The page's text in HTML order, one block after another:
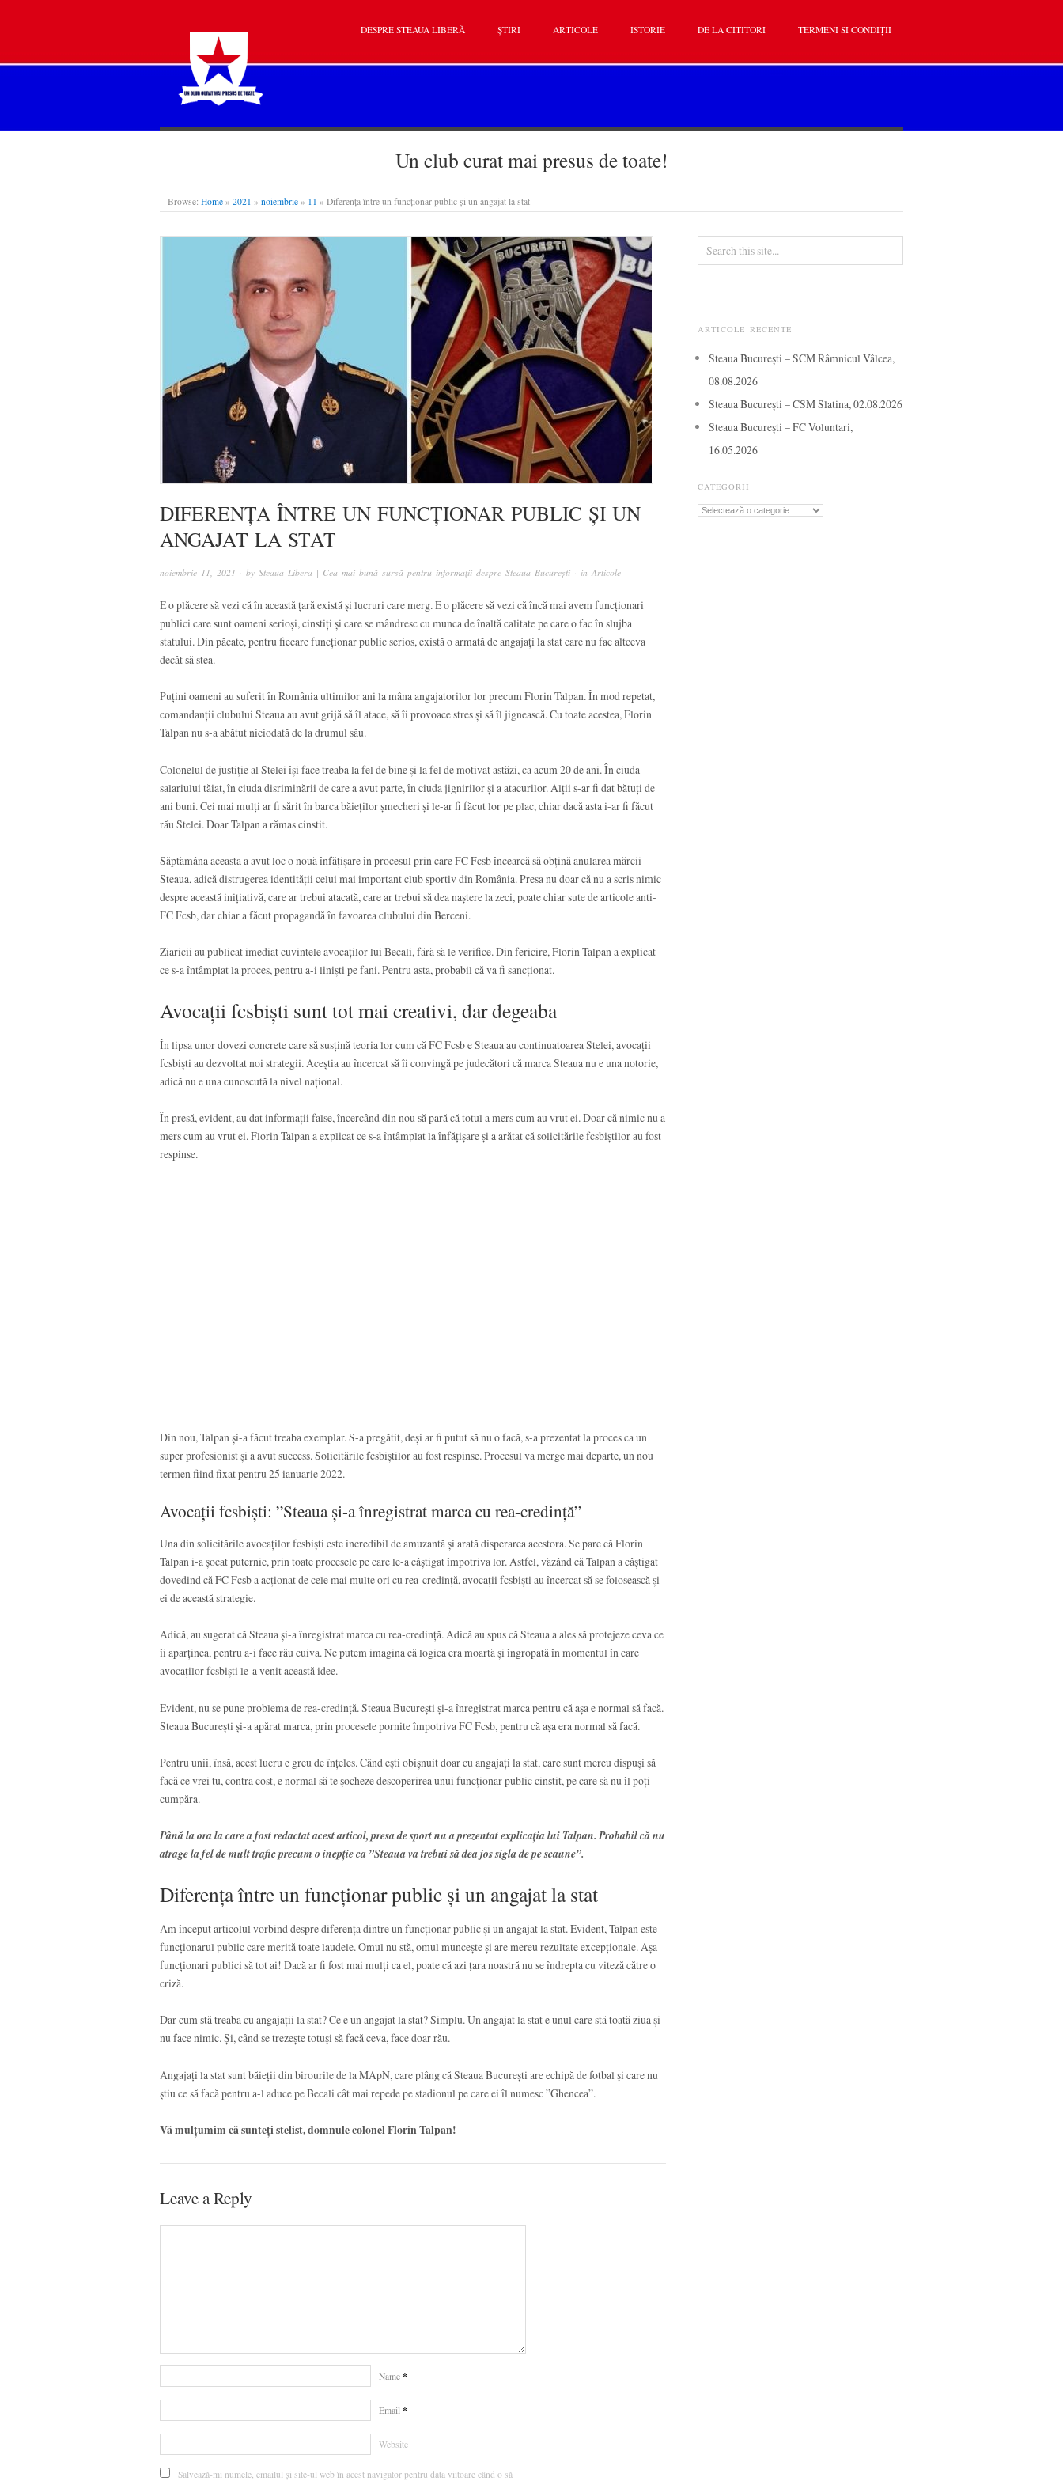
STEAUA LIBERĂ
DESPRE STEAUA LIBERĂ ȘTIRI ARTICOLE ISTORIE DE LA CITITORI TERMENI SI CONDIȚII
Un club curat mai presus de toate!
Browse: Home » 2021 » noiembrie » 11 » Diferența între un funcționar public și un angajat la stat
DIFERENȚA ÎNTRE UN FUNCȚIONAR PUBLIC ȘI UN
ANGAJAT LA STAT
noiembrie 11, 2021 · by Steaua Libera | Cea mai bună sursă pentru informații despre Steaua București · in Articole
E o plăcere să vezi că în această țară există și lucruri care merg. E o plăcere să vezi că încă mai avem funcționari
publici care sunt oameni serioși, cinstiți și care se mândresc cu munca de înaltă calitate pe care o fac în slujba
statului. Din păcate, pentru fiecare funcționar public serios, există o armată de angajați la stat care nu fac altceva
decât să stea.
Puțini oameni au suferit în România ultimilor ani la mâna angajatorilor lor precum Florin Talpan. În mod repetat,
comandanții clubului Steaua au avut grijă să îl atace, să îi provoace stres și să îl jignească. Cu toate acestea, Florin
Talpan nu s-a abătut niciodată de la drumul său.
Colonelul de justiție al Stelei își face treaba la fel de bine și la fel de motivat astăzi, ca acum 20 de ani. În ciuda
salariului tăiat, în ciuda disriminării de care a avut parte, în ciuda jignirilor și a atacurilor. Alții s-ar fi dat bătuți de
ani buni. Cei mai mulți ar fi sărit în barca băieților șmecheri și le-ar fi făcut lor pe plac, chiar dacă asta i-ar fi făcut
rău Stelei. Doar Talpan a rămas cinstit.
Săptămâna aceasta a avut loc o nouă înfățișare în procesul prin care FC Fcsb încearcă să obțină anularea mărcii
Steaua, adică distrugerea identității celui mai important club sportiv din România. Presa nu doar că nu a scris nimic
despre această inițiativă, care ar trebui atacată, care ar trebui să dea naștere la zeci, poate chiar sute de articole anti-
FC Fcsb, dar chiar a făcut propagandă în favoarea clubului din Berceni.
Ziaricii au publicat imediat cuvintele avocaților lui Becali, fără să le verifice. Din fericire, Florin Talpan a explicat
ce s-a întâmplat la proces, pentru a-i liniști pe fani. Pentru asta, probabil că va fi sancționat.
Avocații fcsbiști sunt tot mai creativi, dar degeaba
În lipsa unor dovezi concrete care să susțină teoria lor cum că FC Fcsb e Steaua au continuatoarea Stelei, avocații
fcsbiști au dezvoltat noi strategii. Aceștia au încercat să îi convingă pe judecători că marca Steaua nu e una notorie,
adică nu e una cunoscută la nivel național.
În presă, evident, au dat informații false, încercând din nou să pară că totul a mers cum au vrut ei. Doar că nimic nu a
mers cum au vrut ei. Florin Talpan a explicat ce s-a întâmplat la înfățișare și a arătat că solicitările fcsbiștilor au fost
respinse.
Din nou, Talpan și-a făcut treaba exemplar. S-a pregătit, deși ar fi putut să nu o facă, s-a prezentat la proces ca un
super profesionist și a avut success. Solicitările fcsbiștilor au fost respinse. Procesul va merge mai departe, un nou
termen fiind fixat pentru 25 ianuarie 2022.
Avocații fcsbiști: ”Steaua și-a înregistrat marca cu rea-credință”
Una din solicitările avocaților fcsbiști este incredibil de amuzantă și arată disperarea acestora. Se pare că Florin
Talpan i-a șocat puternic, prin toate procesele pe care le-a câștigat împotriva lor. Astfel, văzând că Talpan a câștigat
dovedind că FC Fcsb a acționat de cele mai multe ori cu rea-credință, avocații fcsbiști au încercat să se folosească și
ei de această strategie.
Adică, au sugerat că Steaua și-a înregistrat marca cu rea-credință. Adică au spus că Steaua a ales să protejeze ceva ce
îi aparținea, pentru a-i face rău cuiva. Ne putem imagina că logica era moartă și îngropată în momentul în care
avocaților fcsbiști le-a venit această idee.
Evident, nu se pune problema de rea-credință. Steaua București și-a înregistrat marca pentru că așa e normal să facă.
Steaua București și-a apărat marca, prin procesele pornite împotriva FC Fcsb, pentru că așa era normal să facă.
Pentru unii, însă, acest lucru e greu de înțeles. Când ești obișnuit doar cu angajați la stat, care sunt mereu dispuși să
facă ce vrei tu, contra cost, e normal să te șocheze descoperirea unui funcționar public cinstit, pe care să nu îl poți
cumpăra.
Până la ora la care a fost redactat acest articol, presa de sport nu a prezentat explicația lui Talpan. Probabil că nu
atrage la fel de mult trafic precum o inepție ca ”Steaua va trebui să dea jos sigla de pe scaune”.
Diferența între un funcționar public și un angajat la stat
Am început articolul vorbind despre diferența dintre un funcționar public și un angajat la stat. Evident, Talpan este
funcționarul public care merită toate laudele. Omul nu stă, omul muncește și are mereu rezultate excepționale. Așa
funcționari publici să tot ai! Dacă ar fi fost mai mulți ca el, poate că azi țara noastră nu se îndrepta cu viteză către o
criză.
Dar cum stă treaba cu angajații la stat? Ce e un angajat la stat? Simplu. Un angajat la stat e unul care stă toată ziua și
nu face nimic. Și, când se trezește totuși să facă ceva, face doar rău.
Angajați la stat sunt băieții din birourile de la MApN, care plâng că Steaua București are echipă de fotbal și care nu
știu ce să facă pentru a-l aduce pe Becali cât mai repede pe stadionul pe care ei îl numesc ”Ghencea”.
Vă mulțumim că sunteți stelist, domnule colonel Florin Talpan!
Leave a Reply
Name *
Email *
Website
Salvează-mi numele, emailul și site-ul web în acest navigator pentru data viitoare când o să
ARTICOLE RECENTE
Steaua București – SCM Râmnicul Vâlcea,
08.08.2026
Steaua București – CSM Slatina, 02.08.2026
Steaua București – FC Voluntari,
16.05.2026
CATEGORII
Categorii